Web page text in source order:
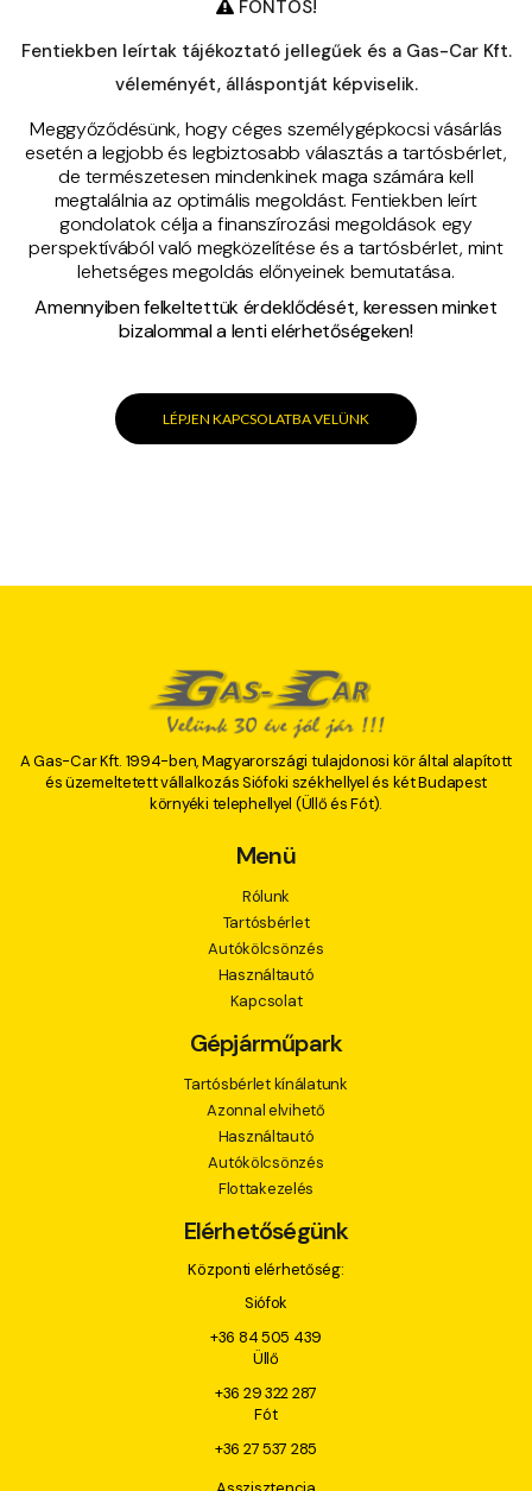
FONTOS!
Fentiekben leírtak tájékoztató jellegűek és a Gas-Car Kft.
véleményét, álláspontját képviselik.
Meggyőződésünk, hogy céges személygépkocsi vásárlás
esetén a legjobb és legbiztosabb választás a tartósbérlet,
de természetesen mindenkinek maga számára kell
megtalálnia az optimális megoldást. Fentiekben leírt
gondolatok célja a finanszírozási megoldások egy
perspektívából való megközelítése és a tartósbérlet, mint
lehetséges megoldás előnyeinek bemutatása.
Amennyiben felkeltettük érdeklődését, keressen minket
bizalommal a lenti elérhetőségeken!
LÉPJEN KAPCSOLATBA VELÜNK
A Gas-Car Kft. 1994-ben, Magyarországi tulajdonosi kör által alapított
és üzemeltetett vállalkozás Siófoki székhellyel és két Budapest
környéki telephellyel (Üllő és Fót).
Menü
Rólunk
Tartósbérlet
Autókölcsönzés
Használtautó
Kapcsolat
Gépjárműpark
Tartósbérlet kínálatunk
Azonnal elvihető
Használtautó
Autókölcsönzés
Flottakezelés
Elérhetőségünk
Központi elérhetőség:
Siófok
+36 84 505 439
Üllő
+36 29 322 287
Fót
+36 27 537 285